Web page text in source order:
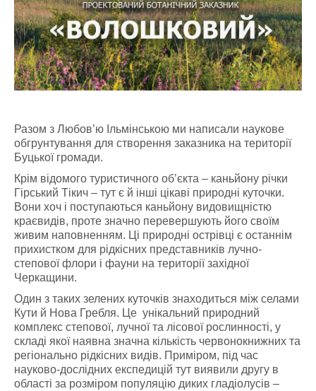
Разом з Любов’ю Ільмінською ми написали наукове
обгрунтування для створення заказника на території
Буцької громади.
Крім відомого туристичного об’єкта – каньйону річки
Гірський Тікич – тут є й інші цікаві природні куточки.
Вони хоч і поступаються каньйону видовищністю
краєвидів, проте значно перевершують його своїм
живим наповненням. Ці природні острівці є останнім
прихистком для рідкісних представників лучно-
степової флори і фауни на території західної
Черкащини.
Один з таких зелених куточків знаходиться між селами
Кути й Нова Гребля. Це унікальний природний
комплекс степової, лучної та лісової рослинності, у
складі якої наявна значна кількість червонокнижних та
регіонально рідкісних видів. Приміром, під час
науково-дослідних експедицій тут виявили другу в
області за розміром популяцію диких гладіолусів –